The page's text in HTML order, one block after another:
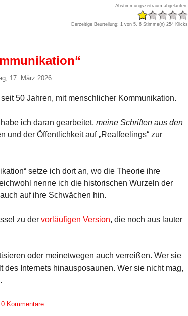
Abstimmungszeitraum abgelaufen.
Derzeitige Beurteilung: 1 von 5, 6 Stimme(n) 254 Klicks
17. März 2026
50 Jahren, mit menschlicher Kommunikation.
ich daran gearbeitet, meine Schriften aus den
und der Öffentlichkeit auf „Realfeelings“ zur
setze ich dort an, wo die Theorie ihre
nenne ich die historischen Wurzeln der
auf ihre Schwächen hin.
zu der vorläufigen Version, die noch aus lauter
oder meinetwegen auch verreißen. Wer sie
des Internets hinausposaunen. Wer sie nicht mag,
0 Kommentare